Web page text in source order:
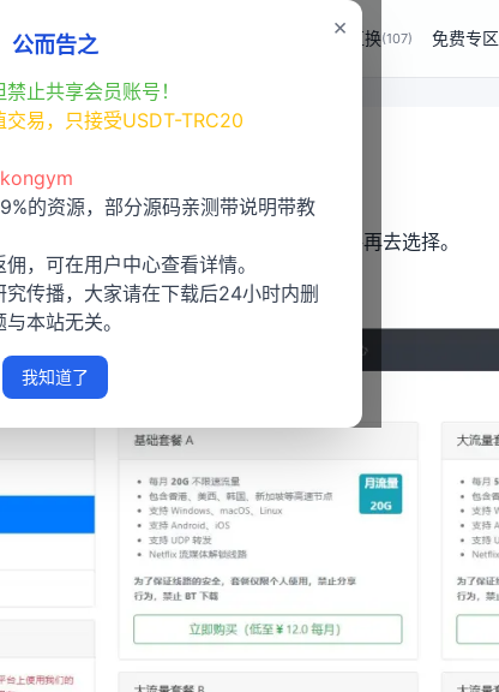
×
公而告之
止共享会员账号！
易，只接受USDT-TRC20
的资源，部分源码亲测带说明带教
，可在用户中心查看详情。
传播，大家请在下载后24小时内删
本站无关。
我知道了
首页 程序源码 商业互换(107) 免费专区
荐几个不错的机场
过，有便宜也有贵的，可以根据图片的价格再去选择。